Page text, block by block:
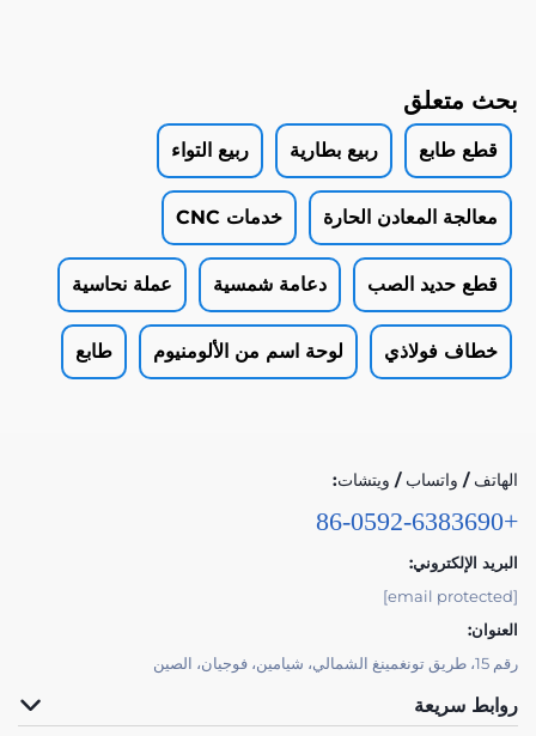
بحث متعلق
قطع طابع ربيع بطارية ربيع التواء
معالجة المعادن الحارة خدمات CNC
قطع حديد الصب دعامة شمسية عملة نحاسية
خطاف فولاذي لوحة اسم من الألومنيوم طابع
الهاتف / واتساب / ويتشات:
+86-0592-6383690
البريد الإلكتروني:
[email protected]
العنوان:
رقم 15، طريق تونغمينغ الشمالي، شيامين، فوجيان، الصين
روابط سريعة